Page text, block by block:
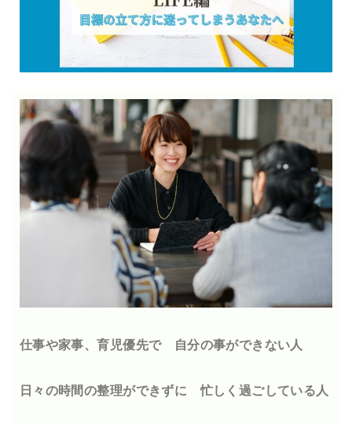
仕事や家事、育児優先で 自分の事ができない人
日々の時間の整理ができずに 忙しく過ごしている人